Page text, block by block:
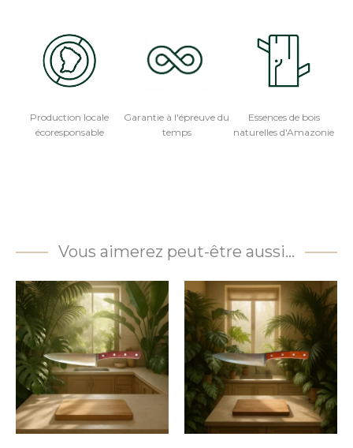
Production locale
écoresponsable
Garantie à l'épreuve du
temps
Essences de bois
naturelles d'Amazonie
Vous aimerez peut-être aussi…